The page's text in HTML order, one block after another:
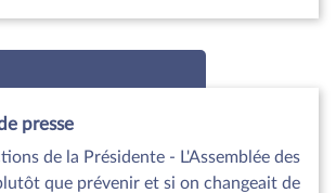
presse
de la Présidente - L'Assemblée des
que prévenir et si on changeait de